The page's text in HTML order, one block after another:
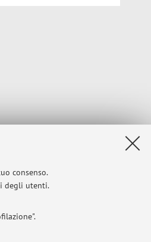
consenso.
degli utenti.